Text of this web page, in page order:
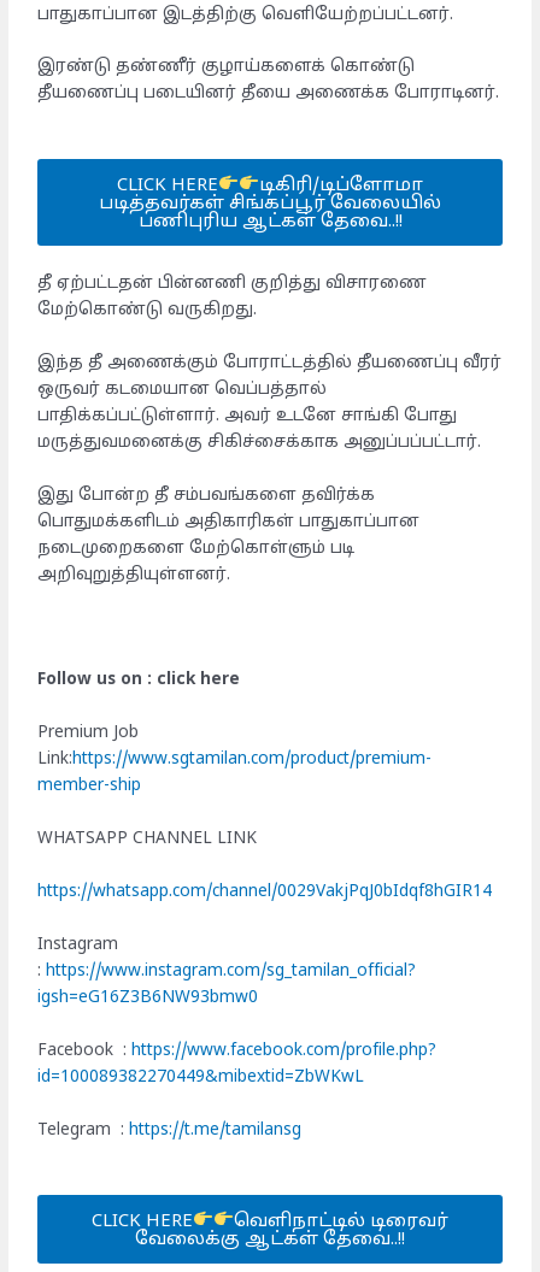
பாதுகாப்பான இடத்திற்கு வெளியேற்றப்பட்டனர்.
இரண்டு தண்ணீர் குழாய்களைக் கொண்டு
தீயணைப்பு படையினர் தீயை அணைக்க போராடினர்.
CLICK HERE டிகிரி/டிப்ளோமா
படித்தவர்கள் சிங்கப்பூர் வேலையில்
பணிபுரிய ஆட்கள் தேவை..!!
தீ ஏற்பட்டதன் பின்னணி குறித்து விசாரணை
மேற்கொண்டு வருகிறது.
இந்த தீ அணைக்கும் போராட்டத்தில் தீயணைப்பு வீரர்
ஒருவர் கடமையான வெப்பத்தால்
பாதிக்கப்பட்டுள்ளார். அவர் உடனே சாங்கி போது
மருத்துவமனைக்கு சிகிச்சைக்காக அனுப்பப்பட்டார்.
இது போன்ற தீ சம்பவங்களை தவிர்க்க
பொதுமக்களிடம் அதிகாரிகள் பாதுகாப்பான
நடைமுறைகளை மேற்கொள்ளும் படி
அறிவுறுத்தியுள்ளனர்.
Follow us on : click here
Premium Job
Link:https://www.sgtamilan.com/product/premium-
member-ship
WHATSAPP CHANNEL LINK
https://whatsapp.com/channel/0029VakjPqJ0bIdqf8hGIR14
Instagram
:https://www.instagram.com/sg_tamilan_official?
igsh=eG16Z3B6NW93bmw0
Facebook :https://www.facebook.com/profile.php?
id=100089382270449&mibextid=ZbWKwL
Telegram :https://t.me/tamilansg
CLICK HERE வெளிநாட்டில் டிரைவர்
வேலைக்கு ஆட்கள் தேவை..!!